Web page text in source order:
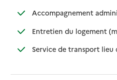
Accompagnement
Entretien du logement
Service de transport lieu